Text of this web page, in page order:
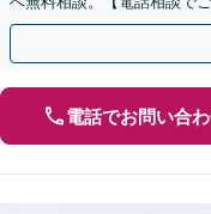
電話でお問い合